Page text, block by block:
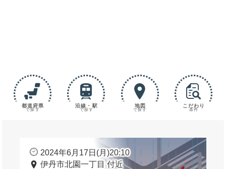
都道府県
で探す
沿線・駅
で探す
地図
で探す
こだわり
条件
2024年6月17日(月)20:10
伊丹市北園一丁目 付近